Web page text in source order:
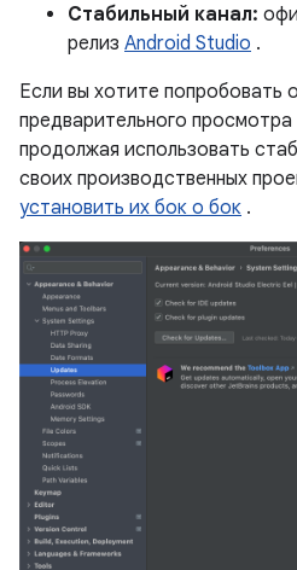
Стабильный канал:
релиз Android Studio .
Если вы хотите попробовать
предварительного просмотра
продолжая использовать
своих производственных
установить их бок о бок .